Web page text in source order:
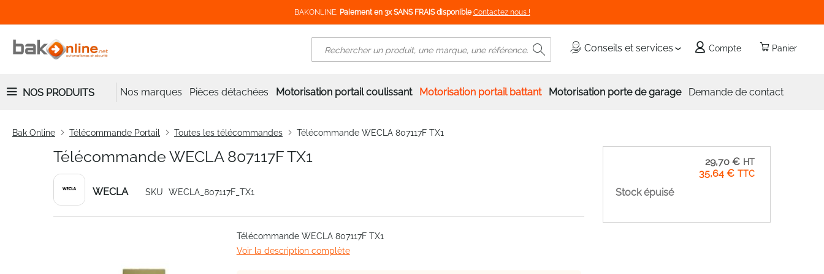
BAKONLINE, Paiement en 3x SANS FRAIS disponible Contactez nous !
Panier
Conseils et services Compte
Rechercher
NOS PRODUITS Nos marques Pièces détachées Motorisation portail coulissant Motorisation portail battant Motorisation porte de garage Demande de contact
Bak Online Télécommande Portail Toutes les télécommandes Télécommande WECLA 807117F TX1
Télécommande WECLA 807117F TX1
WECLA SKU WECLA_807117F_TX1
Télécommande WECLA 807117F TX1
Voir la description complète
35,64 €
29,70 €
Stock épuisé